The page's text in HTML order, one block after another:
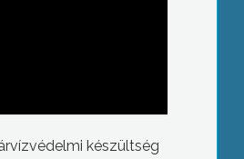
készültség